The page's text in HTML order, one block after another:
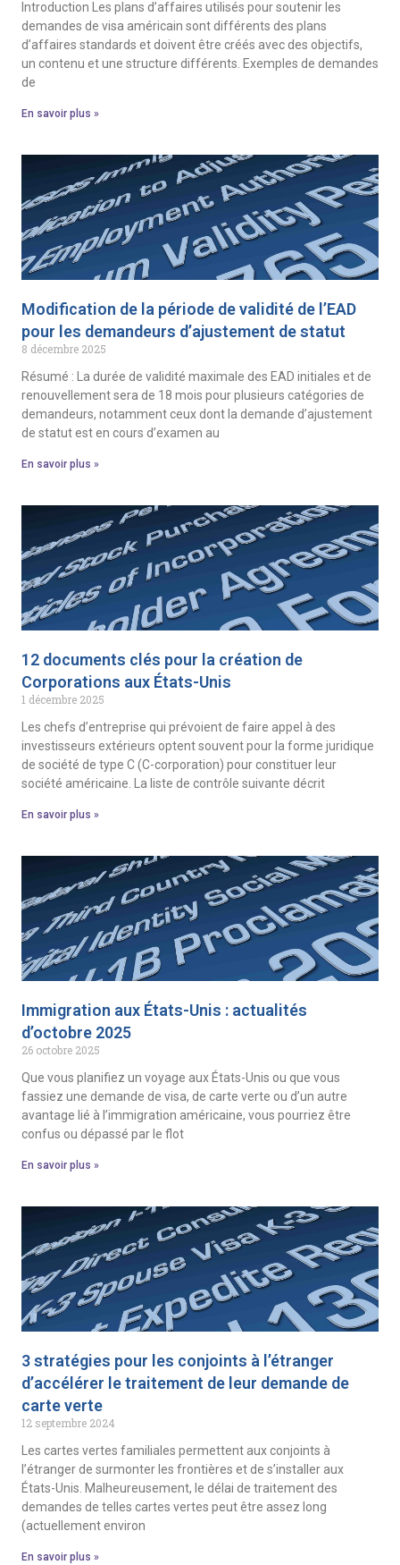
Introduction Les plans d’affaires utilisés pour soutenir les
demandes de visa américain sont différents des plans
d’affaires standards et doivent être créés avec des objectifs,
un contenu et une structure différents. Exemples de demandes
de
En savoir plus »
Modification de la période de validité de l’EAD
pour les demandeurs d’ajustement de statut
8 décembre 2025
Résumé : La durée de validité maximale des EAD initiales et de
renouvellement sera de 18 mois pour plusieurs catégories de
demandeurs, notamment ceux dont la demande d’ajustement
de statut est en cours d’examen au
En savoir plus »
12 documents clés pour la création de
Corporations aux États-Unis
1 décembre 2025
Les chefs d’entreprise qui prévoient de faire appel à des
investisseurs extérieurs optent souvent pour la forme juridique
de société de type C (C-corporation) pour constituer leur
société américaine. La liste de contrôle suivante décrit
En savoir plus »
Immigration aux États-Unis : actualités
d’octobre 2025
26 octobre 2025
Que vous planifiez un voyage aux États-Unis ou que vous
fassiez une demande de visa, de carte verte ou d’un autre
avantage lié à l’immigration américaine, vous pourriez être
confus ou dépassé par le flot
En savoir plus »
3 stratégies pour les conjoints à l’étranger
d’accélérer le traitement de leur demande de
carte verte
12 septembre 2024
Les cartes vertes familiales permettent aux conjoints à
l’étranger de surmonter les frontières et de s’installer aux
États-Unis. Malheureusement, le délai de traitement des
demandes de telles cartes vertes peut être assez long
(actuellement environ
En savoir plus »